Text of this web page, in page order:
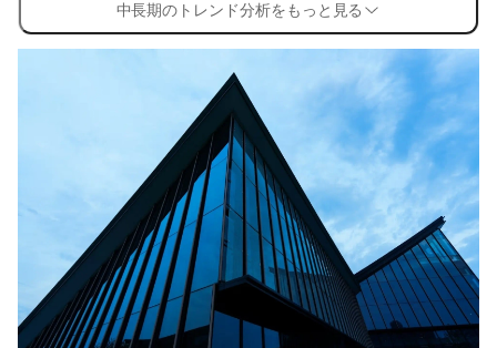
中長期のトレンド分析をもっと見る